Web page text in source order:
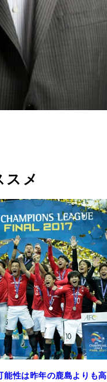
スメ
能性は昨年の鹿島よりも高